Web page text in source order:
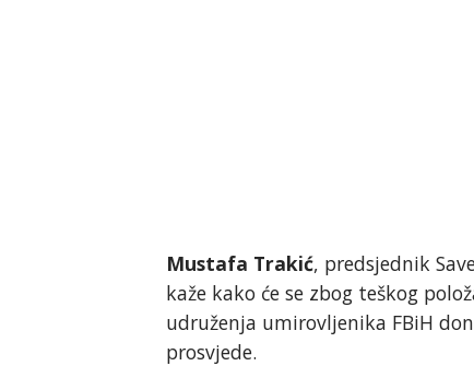
Mustafa Trakić, predsjednik
kaže kako će se zbog teškog
udruženja umirovljenika FBiH
prosvjede.